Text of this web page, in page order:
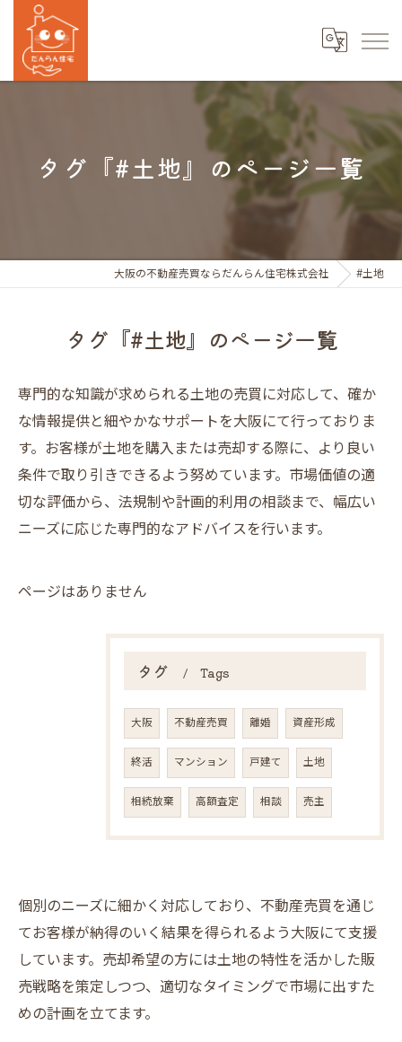
タグ『#土地』のページ一覧
大阪の不動産売買ならだんらん住宅株式会社 #土地
タグ『#土地』のページ一覧
専門的な知識が求められる土地の売買に対応して、確か
な情報提供と細やかなサポートを大阪にて行っておりま
す。お客様が土地を購入または売却する際に、より良い
条件で取り引きできるよう努めています。市場価値の適
切な評価から、法規制や計画的利用の相談まで、幅広い
ニーズに応じた専門的なアドバイスを行います。
ページはありません
タグ Tags
大阪 不動産売買 離婚 資産形成
終活 マンション 戸建て 土地
相続放棄 高額査定 相談 売主
個別のニーズに細かく対応しており、不動産売買を通じ
てお客様が納得のいく結果を得られるよう大阪にて支援
しています。売却希望の方には土地の特性を活かした販
売戦略を策定しつつ、適切なタイミングで市場に出すた
めの計画を立てます。